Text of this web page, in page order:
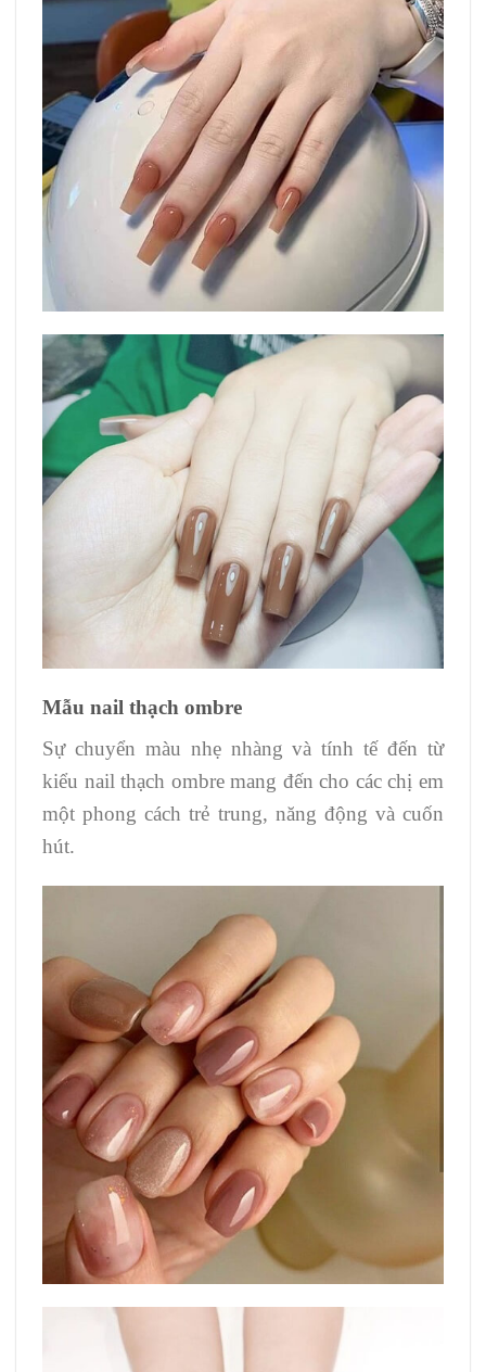
Mẫu nail thạch ombre
Sự chuyển màu nhẹ nhàng và tính tế đến từ
kiểu nail thạch ombre mang đến cho các chị em
một phong cách trẻ trung, năng động và cuốn
hút.